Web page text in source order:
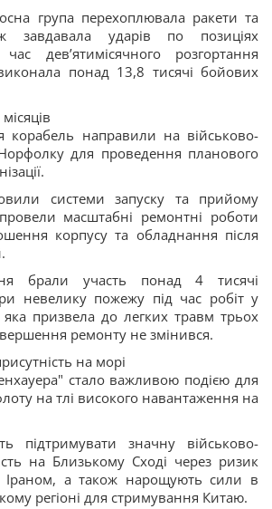
група перехоплювала ракети та
ударів по позиціях
дев’ятимісячного розгортання
понад 13,8 тисячі бойових
корабель направили на військово-
для проведення планового
системи запуску та прийому
масштабні ремонтні роботи
корпусу та обладнання після
брали участь понад 4 тисячі
невелику пожежу під час робіт у
яка призвела до легких травм трьох
ремонту не змінився.
на морі
стало важливою подією для
на тлі високого навантаження на
підтримувати значну військово-
на Близькому Сході через ризик
Іраном, а також нарощують сили в
регіоні для стримування Китаю.